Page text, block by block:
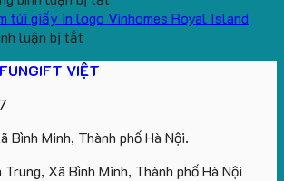
aginode
yêu
Học
Logo
Công
Ty
Lữ
koala
lớn
logo
Trung
Đặt
số
lượng
lớn
túi giấy in logo Vinhomes Royal Island
luận bị tắt
bông
giấy
logo
VIỆT
Bình Minh, Thành phố Hà Nội.
Trung, Xã Bình Minh, Thành phố Hà Nội